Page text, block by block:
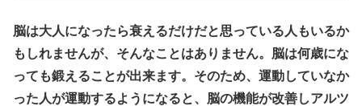
脳は大人になったら衰えるだけだと思っている人もいるか
もしれませんが、そんなことはありません。 脳は何歳にな
っても鍛えることが出来ます。 そのため、運動していなか
った人が運動するようになると、脳の機能が改善しアルツ